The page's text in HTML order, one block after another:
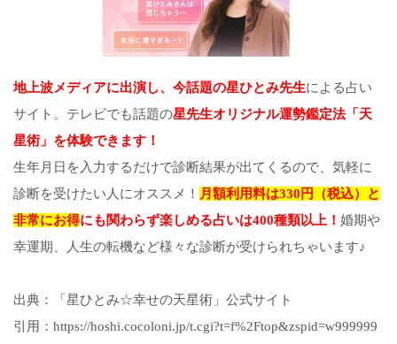
地上波メディアに出演し、今話題の星ひとみ先生による占い
サイト。テレビでも話題の星先生オリジナル運勢鑑定法「天
星術」を体験できます！
生年月日を入力するだけで診断結果が出てくるので、気軽に
診断を受けたい人にオススメ！ 月額利用料は330円（税込）と
非常にお得にも関わらず楽しめる占いは400種類以上！ 婚期や
幸運期、人生の転機など様々な診断が受けられちゃいます♪
出典：「星ひとみ☆幸せの天星術」公式サイト
引用：https://hoshi.cocoloni.jp/t.cgi?t=f%2Ftop&zspid=w999999